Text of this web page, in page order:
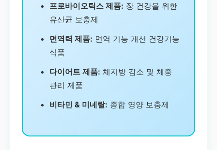
프로바이오틱스 제품: 장 건강을 위한
유산균 보충제
면역력 제품: 면역 기능 개선 건강기능
식품
다이어트 제품: 체지방 감소 및 체중
관리 제품
비타민 & 미네랄: 종합 영양 보충제